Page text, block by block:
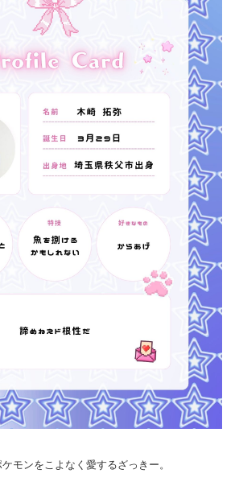
モンをこよなく愛するざっきー。